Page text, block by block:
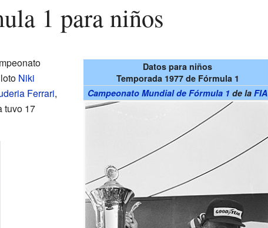
1 para niños
Datos para niños
Temporada 1977 de Fórmula 1
Campeonato Mundial de Fórmula 1 de laFIA
Niki
Ferrari,
tuvo 17